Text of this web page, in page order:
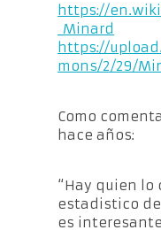
https://
_Minard
https://
mons/2/29/
Como
hace años:
“Hay quien lo
estadistico
es